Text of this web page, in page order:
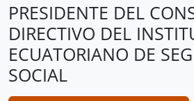
PRESIDENTE DEL
DIRECTIVO DEL
ECUATORIANO DE
SOCIAL